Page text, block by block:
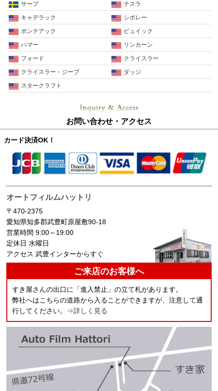
サーブ
テスラ
キャデラック
シボレー
ポンテアック
ビュイック
ハマー
リンカーン
フォード
クライスラー
クライスラー・ジープ
ダッジ
スタークラフト
お問い合わせ・アクセス
カード決済OK！
オートフィルムハットリ
〒470-2375
愛知県知多郡武豊町原屋敷90-18
営業時間 9:00～19:00
定休日 水曜日
アクセス 武豊インターからすぐ
ご来店のお客様へ
すき屋さんの出口に「進入禁止」の立て札があります。
弊社へはこちらの道路から入ることができますが、注意して通
行してください。 ⇒詳しく見る